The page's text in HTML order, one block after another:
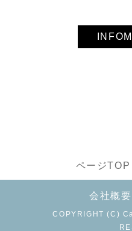
ページTOP
会社概要
COPYRIGHT (C)